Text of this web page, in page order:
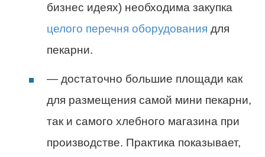
бизнес идеях) необходима закупка
целого перечня оборудования для
пекарни.
— достаточно большие площади как
для размещения самой мини пекарни,
так и самого хлебного магазина при
производстве. Практика показывает,